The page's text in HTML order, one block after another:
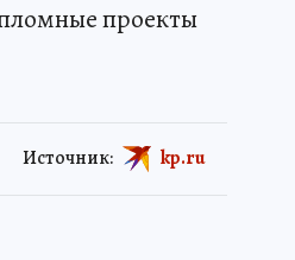
проекты
Источник: kp.ru